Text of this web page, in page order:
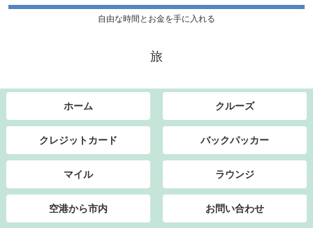
自由な時間とお金を手に入れる
旅
ホーム クルーズ
クレジットカード バックパッカー
マイル ラウンジ
空港から市内 お問い合わせ